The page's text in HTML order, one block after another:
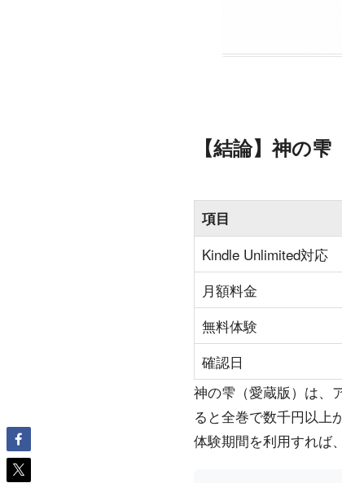
【結論】神の
項目
Kindle Unlimited対応
月額料金
無料体験
確認日
神の雫（愛蔵版）は、
ると全巻で数千円以上
体験期間を利用すれば